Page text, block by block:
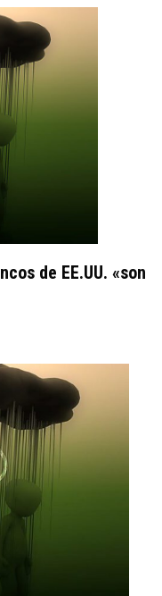
de EE.UU. «son